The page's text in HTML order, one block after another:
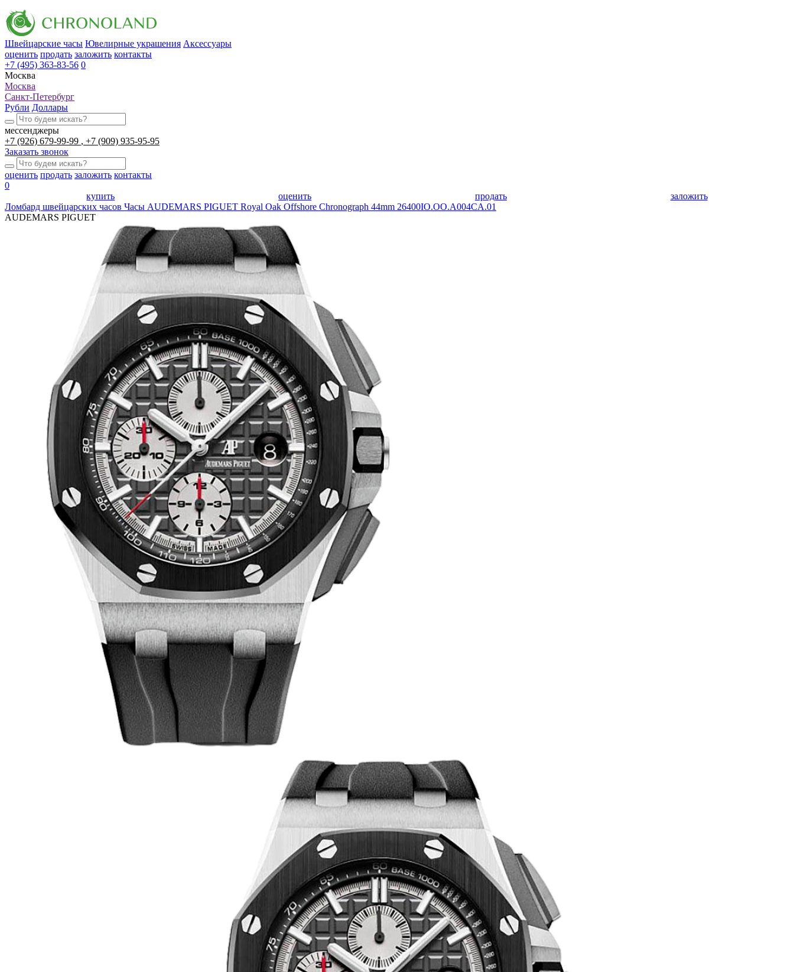
Швейцарские часы Ювелирные украшения Аксессуары
оценить продать заложить контакты
+7 (495) 363-83-56 0
Москва
Москва
Санкт-Петербург
Рубли Доллары
мессенджеры
+7 (926) 679-99-99
+7 (909) 935-95-95
Заказать звонок
оценить продать заложить контакты
0
купить
оценить продать
заложить
Ломбард швейцарских часов Часы AUDEMARS PIGUET Royal Oak Offshore Chronograph 44mm 26400IO.OO.A004CA.01
AUDEMARS PIGUET